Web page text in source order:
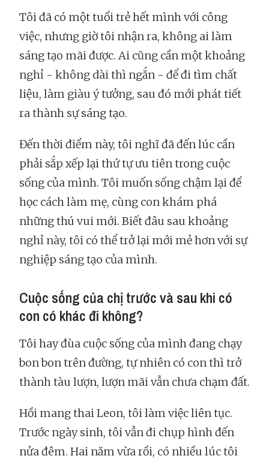
Tôi đã có một tuổi trẻ hết mình với công
việc, nhưng giờ tôi nhận ra, không ai làm
sáng tạo mãi được. Ai cũng cần một khoảng
nghỉ - không dài thì ngắn - để đi tìm chất
liệu, làm giàu ý tưởng, sau đó mới phát tiết
ra thành sự sáng tạo.
Đến thời điểm này, tôi nghĩ đã đến lúc cần
phải sắp xếp lại thứ tự ưu tiên trong cuộc
sống của mình. Tôi muốn sống chậm lại để
học cách làm mẹ, cùng con khám phá
những thú vui mới. Biết đâu sau khoảng
nghỉ này, tôi có thể trở lại mới mẻ hơn với sự
nghiệp sáng tạo của mình.
Cuộc sống của chị trước và sau khi có
con có khác đi không?
Tôi hay đùa cuộc sống của mình đang chạy
bon bon trên đường, tự nhiên có con thì trở
thành tàu lượn, lượn mãi vẫn chưa chạm đất.
Hồi mang thai Leon, tôi làm việc liên tục.
Trước ngày sinh, tôi vẫn đi chụp hình đến
nửa đêm. Hai năm vừa rồi, có nhiều lúc tôi